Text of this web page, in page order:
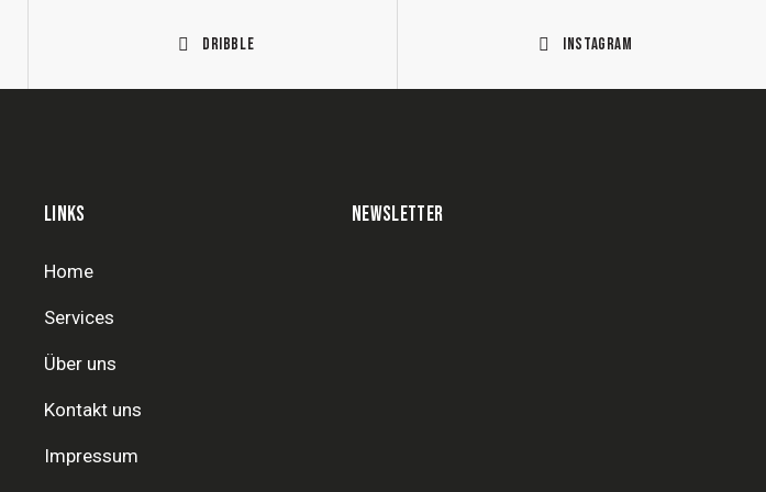
Dribble Instagram
LINKS
Home
Services
Über uns
Kontakt uns
Impressum
NEWSLETTER